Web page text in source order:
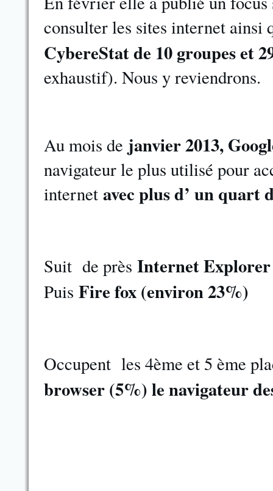
consulter les sites internet ainsi
CybereStat de 10 groupes et
exhaustif). Nous y reviendrons.
Au mois de janvier 2013,
navigateur le plus utilisé pour
internet avec plus d’ un quart
Suit de près Internet Explorer
Puis Fire fox(environ 23%)
Occupent les 4ème et 5 ème
browser (5%) le navigateur